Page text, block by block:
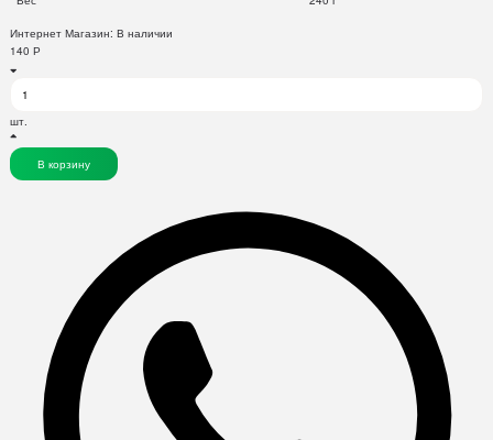
Интернет Магазин: В наличии
140 Р
шт.
В корзину